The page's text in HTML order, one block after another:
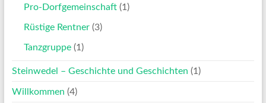
Pro-Dorfgemeinschaft(1)
Rüstige Rentner(3)
Tanzgruppe(1)
Steinwedel – Geschichte und Geschichten (1)
Willkommen (4)